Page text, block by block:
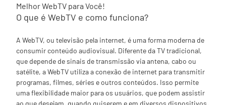
Melhor WebTV para Você!
O que é WebTV e como funciona?
A WebTV, ou televisão pela internet, é uma forma moderna de
consumir conteúdo audiovisual. Diferente da TV tradicional,
que depende de sinais de transmissão via antena, cabo ou
satélite, a WebTV utiliza a conexão de internet para transmitir
programas, filmes, séries e outros conteúdos. Isso permite
uma flexibilidade maior para os usuários, que podem assistir
ao que desejam, quando quiserem e em diversos dispositivos,